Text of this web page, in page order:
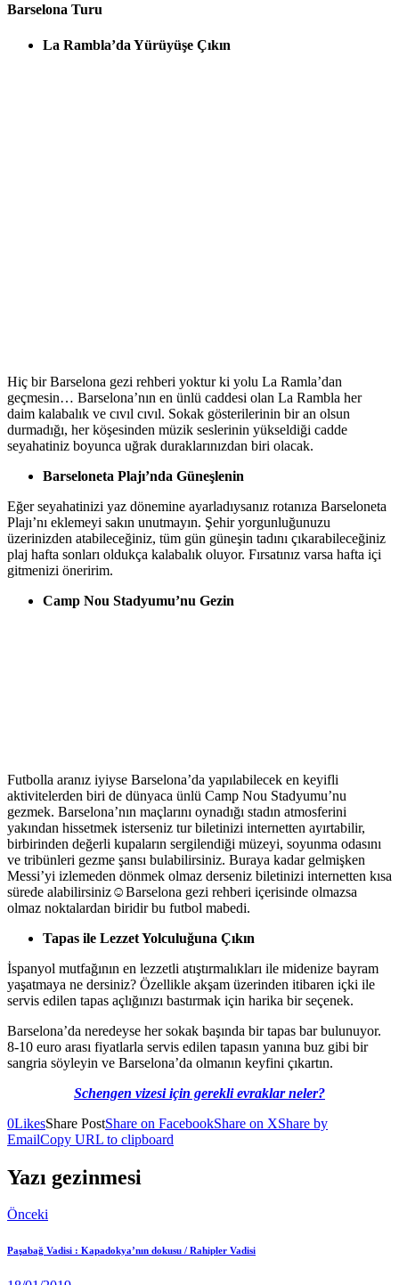
Barselona Turu
La Rambla’da Yürüyüşe Çıkın
Hiç bir Barselona gezi rehberi yoktur ki yolu La Ramla’dan
geçmesin… Barselona’nın en ünlü caddesi olan La Rambla her
daim kalabalık ve cıvıl cıvıl. Sokak gösterilerinin bir an olsun
durmadığı, her köşesinden müzik seslerinin yükseldiği cadde
seyahatiniz boyunca uğrak duraklarınızdan biri olacak.
Barseloneta Plajı’nda Güneşlenin
Eğer seyahatinizi yaz dönemine ayarladıysanız rotanıza Barseloneta
Plajı’nı eklemeyi sakın unutmayın. Şehir yorgunluğunuzu
üzerinizden atabileceğiniz, tüm gün güneşin tadını çıkarabileceğiniz
plaj hafta sonları oldukça kalabalık oluyor. Fırsatınız varsa hafta içi
gitmenizi öneririm.
Camp Nou Stadyumu’nu Gezin
Futbolla aranız iyiyse Barselona’da yapılabilecek en keyifli
aktivitelerden biri de dünyaca ünlü Camp Nou Stadyumu’nu
gezmek. Barselona’nın maçlarını oynadığı stadın atmosferini
yakından hissetmek isterseniz tur biletinizi internetten ayırtabilir,
birbirinden değerli kupaların sergilendiği müzeyi, soyunma odasını
ve tribünleri gezme şansı bulabilirsiniz. Buraya kadar gelmişken
Messi’yi izlemeden dönmek olmaz derseniz biletinizi internetten kısa
sürede alabilirsiniz☺Barselona gezi rehberi içerisinde olmazsa
olmaz noktalardan biridir bu futbol mabedi.
Tapas ile Lezzet Yolculuğuna Çıkın
İspanyol mutfağının en lezzetli atıştırmalıkları ile midenize bayram
yaşatmaya ne dersiniz? Özellikle akşam üzerinden itibaren içki ile
servis edilen tapas açlığınızı bastırmak için harika bir seçenek.
Barselona’da neredeyse her sokak başında bir tapas bar bulunuyor.
8-10 euro arası fiyatlarla servis edilen tapasın yanına buz gibi bir
sangria söyleyin ve Barselona’da olmanın keyfini çıkartın.
Schengen vizesi için gerekli evraklar neler?
0LikesShare PostShare on FacebookShare on XShare by
EmailCopy URL to clipboard
Yazı gezinmesi
Önceki
Paşabağ Vadisi : Kapadokya’nın dokusu / Rahipler Vadisi